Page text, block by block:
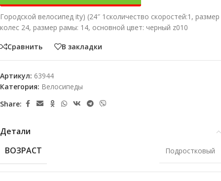
Городской велосипед ity) (24″ 1сколичество скоростей:1, размер
колес 24, размер рамы: 14, основной цвет: черный z010
Сравнить В закладки
Артикул: 63944
Категория: Велосипеды
Share:
Детали
ВОЗРАСТ
Подростковый